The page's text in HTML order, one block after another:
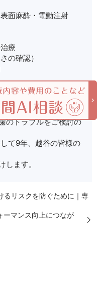
面麻酔・電動注射
療
の確認）
のトラブルをご検討の
て9年、越谷の皆様の
します。
るリスクを防ぐために｜専
ーマンス向上につなが